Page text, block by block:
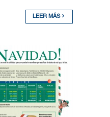
LEER MÁS